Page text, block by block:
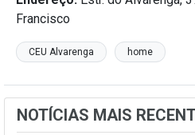
Francisco
CEU Alvarenga home
NOTÍCIAS MAIS